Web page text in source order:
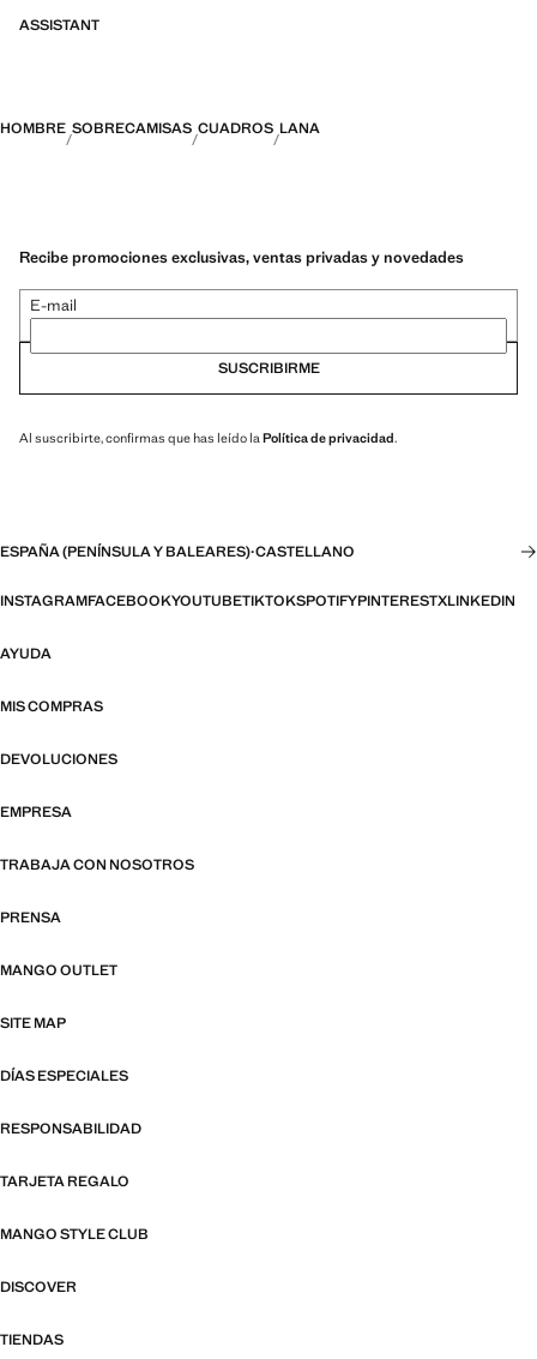
ASSISTANT
HOMBRE SOBRECAMISAS CUADROS LANA
Recibe promociones exclusivas, ventas privadas y novedades
E-mail
SUSCRIBIRME
Al suscribirte, confirmas que has leído laPolítica de privacidad.
ESPAÑA (PENÍNSULA Y BALEARES)·CASTELLANO
INSTAGRAMFACEBOOKYOUTUBETIKTOKSPOTIFYPINTERESTXLINKEDIN
AYUDA
MIS COMPRAS
DEVOLUCIONES
EMPRESA
TRABAJA CON NOSOTROS
PRENSA
MANGO OUTLET
SITE MAP
DÍAS ESPECIALES
RESPONSABILIDAD
TARJETA REGALO
MANGO STYLE CLUB
DISCOVER
TIENDAS